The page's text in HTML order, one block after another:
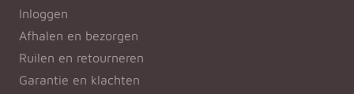
Inloggen
Afhalen en bezorgen
Ruilen en retourneren
Garantie en klachten